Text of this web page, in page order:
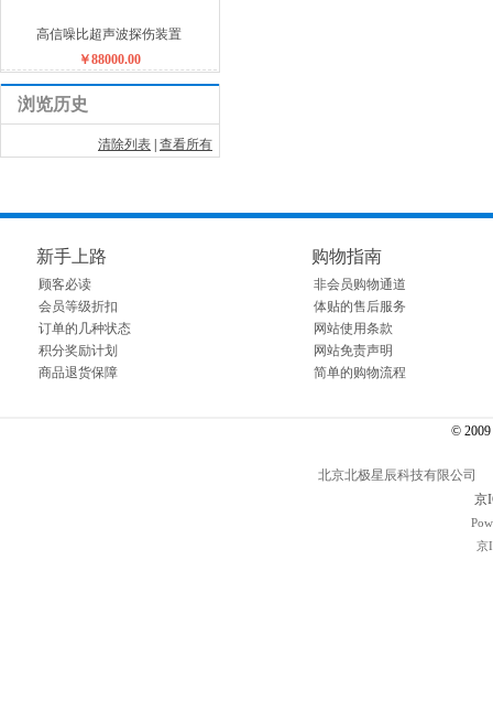
高信噪比超声波探伤装置
￥88000.00
浏览历史
清除列表 查看所有
新手上路
顾客必读
会员等级折扣
订单的几种状态
积分奖励计划
商品退货保障
购物指南
非会员购物通道
体贴的售后服务
网站使用条款
网站免责声明
简单的购物流程
© 2009
北京北极星辰科技有限公司
京
京